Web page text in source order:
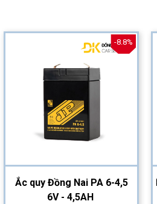
-8.8%
Ắc quy Đồng Nai PA 6-4,5
6V - 4,5AH